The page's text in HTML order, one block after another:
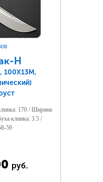
Н
100Х13М,
170 / Ширина
клинка: 3.5 /
59
руб.